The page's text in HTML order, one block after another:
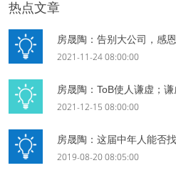
热点文章
房晟陶：告别大公司，感
2021-11-24 08:00:00
房晟陶：ToB使人谦虚；
2021-12-15 08:00:00
房晟陶：这届中年人能否
2019-08-20 08:05:00